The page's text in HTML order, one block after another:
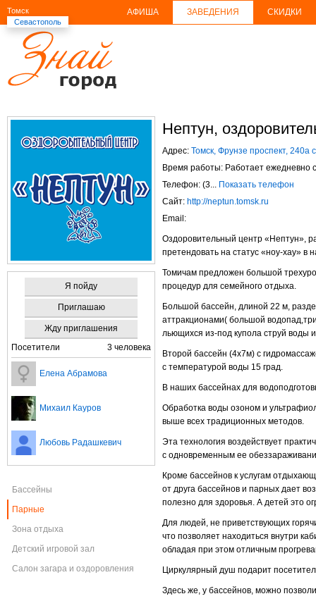
Томск
Севастополь
АФИША ЗАВЕДЕНИЯ СКИДКИ
Я пойду
Приглашаю
Жду приглашения
Посетители
3 человека
Елена Абрамова
Михаил Кауров
Любовь Радашкевич
Бассейны
Парные
Зона отдыха
Детский игровой зал
Салон загара и оздоровления
Нептун,
Адрес: Томск, Фрунзе проспект, 240а
Время работы: Работает ежедневно
Телефон: (3... Показать телефон
Сайт: http://neptun.tomsk.ru
Email:
Оздоровительный центр «Нептун»,
претендовать на статус «ноу-хау» в
Томичам предложен большой
процедур для семейного отдыха.
Большой бассейн, длиной 22 м,
аттракционами( большой
льющихся из-под купола струй воды
Второй бассейн (4х7м) с
с температурой воды 15 град.
В наших бассейнах для
Обработка воды озоном и
выше всех традиционных методов.
Эта технология воздействует
с одновременным ее
Кроме бассейнов к услугам
от друга бассейнов и парных дает
полезно для здоровья. А детей это
Для людей, не приветствующих
что позволяет находиться внутри
обладая при этом отличным
Циркулярный душ подарит
Здесь же, у бассейнов, можно